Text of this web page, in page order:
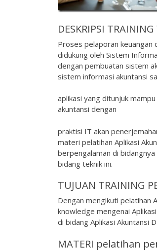
DESKRIPSI TRAINING
Proses pelaporan
didukung oleh Sistem
dengan pembuatan sistem
sistem informasi akuntansi
aplikasi yang ditunjuk
akuntansi dengan
praktisi IT akan
materi pelatihan Aplikasi
berpengalaman di
bidang teknik ini.
TUJUAN TRAINING
Dengan mengikuti pelatihan
knowledge mengenai
di bidang Aplikasi Akuntansi
MATERI pelatihan